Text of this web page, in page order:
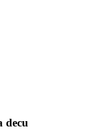
decu